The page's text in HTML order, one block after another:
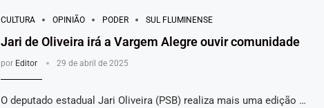
CULTURA OPINIÃO PODER SUL FLUMINENSE
Jari de Oliveira irá a Vargem Alegre ouvir comunidade
por Editor 29 de abril de 2025
O deputado estadual Jari Oliveira (PSB) realiza mais uma edição …